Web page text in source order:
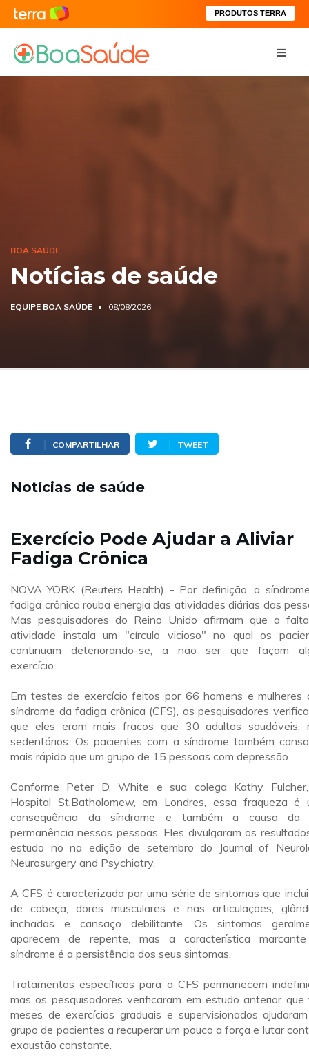
PRODUTOS TERRA
BOA SAÚDE
Notícias de saúde
EQUIPE BOA SAÚDE 08/08/2026
COMPARTILHAR TWEET
Notícias de saúde
Exercício Pode Ajudar a Aliviar
Fadiga Crônica
NOVA YORK (Reuters Health) - Por definição, a
fadiga crônica rouba energia das atividades diárias das
Mas pesquisadores do Reino Unido afirmam que a
atividade instala um "círculo vicioso" no qual os
continuam deteriorando-se, a não ser que façam
exercício.
Em testes de exercício feitos por 66 homens e mulheres
síndrome da fadiga crônica (CFS), os pesquisadores
que eles eram mais fracos que 30 adultos saudáveis,
sedentários. Os pacientes com a síndrome também
mais rápido que um grupo de 15 pessoas com depressão.
Conforme Peter D. White e sua colega Kathy
Hospital St.Batholomew, em Londres, essa fraqueza é
consequência da síndrome e também a causa da
permanência nessas pessoas. Eles divulgaram os
estudo no na edição de setembro do Journal of
Neurosurgery and Psychiatry.
A CFS é caracterizada por uma série de sintomas que
de cabeça, dores musculares e nas articulações,
inchadas e cansaço debilitante. Os sintomas
aparecem de repente, mas a característica
síndrome é a persistência dos seus sintomas.
Tratamentos específicos para a CFS permanecem
mas os pesquisadores verificaram em estudo anterior que
meses de exercícios graduais e supervisionados
grupo de pacientes a recuperar um pouco a força e lutar
exaustão constante.